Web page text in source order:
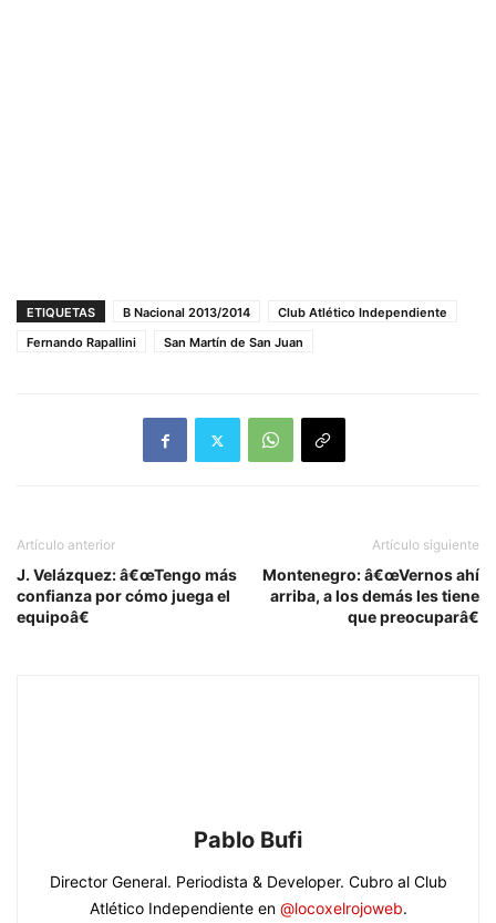
ETIQUETAS B Nacional 2013/2014
Club Atlético Independiente
Fernando Rapallini
San Martín de San Juan
Artículo anterior
J. Velázquez: â€œTengo más
confianza por cómo juega el
equipoâ€
Artículo siguiente
Montenegro: â€œVernos ahí
arriba, a los demás les tiene
que preocuparâ€
Pablo Bufi
Director General. Periodista & Developer. Cubro al Club
Atlético Independiente en @locoxelrojoweb.